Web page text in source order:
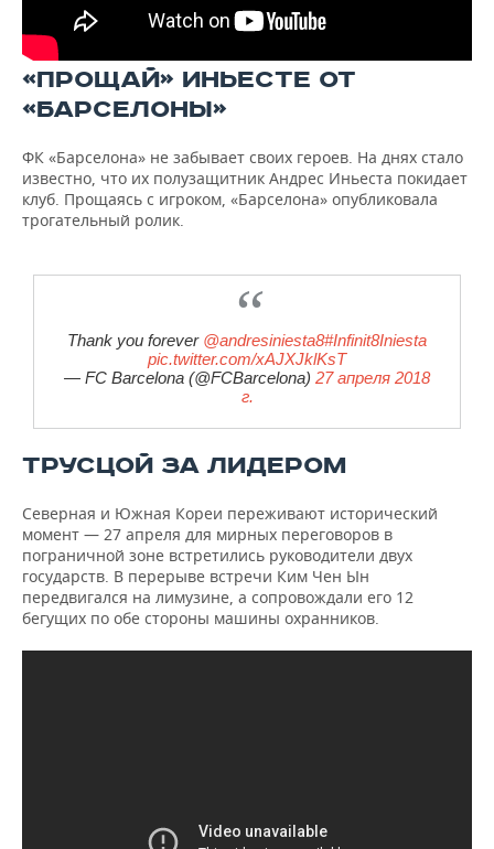
«ПРОЩАЙ» ИНЬЕСТЕ ОТ
«БАРСЕЛОНЫ»
ФК «Барселона» не забывает своих героев. На днях стало
известно, что их полузащитник Андрес Иньеста покидает
клуб. Прощаясь с игроком, «Барселона» опубликовала
трогательный ролик.
Thank you forever @andresiniesta8#Infinit8Iniesta
pic.twitter.com/xAJXJklKsT
— FC Barcelona (@FCBarcelona) 27 апреля 2018
г.
ТРУСЦОЙ ЗА ЛИДЕРОМ
Северная и Южная Кореи переживают исторический
момент — 27 апреля для мирных переговоров в
пограничной зоне встретились руководители двух
государств. В перерыве встречи Ким Чен Ын
передвигался на лимузине, а сопровождали его 12
бегущих по обе стороны машины охранников.